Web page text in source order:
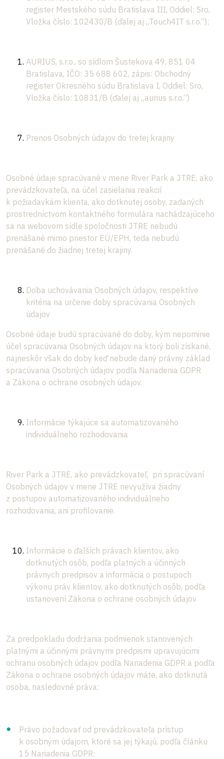
register Mestského súdu Bratislava III, Oddiel: Sro,
Vložka číslo: 102430/B (ďalej aj „Touch4IT s.r.o.“);
AURIUS, s.r.o., so sídlom Šustekova 49, 851 04
Bratislava, IČO: 35 688 602, zápis: Obchodný
register Okresného súdu Bratislava I, Oddiel: Sro,
Vložka číslo: 10831/B (ďalej aj „aurius s.r.o.“)
Prenos Osobných údajov do tretej krajiny
Osobné údaje spracúvané v mene River Park a JTRE, ako
prevádzkovateľa, na účel zasielania reakcií
k požiadavkám klienta, ako dotknutej osoby, zadaných
prostredníctvom kontaktného formulára nachádzajúceho
sa na webovom sídle spoločnosti JTRE nebudú
prenášané mimo priestor EÚ/EPH, teda nebudú
prenášané do žiadnej tretej krajiny.
Doba uchovávania Osobných údajov, respektíve
kritéria na určenie doby spracúvania Osobných
údajov
Osobné údaje budú spracúvané do doby, kým nepominie
účel spracúvania Osobných údajov na ktorý boli získané,
najneskôr však do doby keď nebude daný právny základ
spracúvania Osobných údajov podľa Nariadenia GDPR
a Zákona o ochrane osobných údajov.
Informácie týkajúce sa automatizovaného
individuálneho rozhodovania
River Park a JTRE, ako prevádzkovateľ, pri spracúvaní
Osobných údajov v mene JTRE nevyužíva žiadny
z postupov automatizovaného individuálneho
rozhodovania, ani profilovanie.
Informácie o ďalších právach klientov, ako
dotknutých osôb, podľa platných a účinných
právnych predpisov a informácia o postupoch
výkonu práv klientov, ako dotknutých osôb, podľa
ustanovení Zákona o ochrane osobných údajov
Za predpokladu dodržania podmienok stanovených
platnými a účinnými právnymi predpismi upravujúcimi
ochranu osobných údajov podľa Nariadenia GDPR a podľa
Zákona o ochrane osobných údajov máte, ako dotknutá
osoba, nasledovné práva:
Právo požadovať od prevádzkovateľa prístup
k osobným údajom, ktoré sa jej týkajú, podľa článku
15 Nariadenia GDPR: